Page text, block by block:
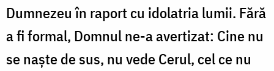
Dumnezeu în raport cu idolatria lumii. Fără
a fi formal, Domnul ne-a avertizat: Cine nu
se naște de sus, nu vede Cerul, cel ce nu